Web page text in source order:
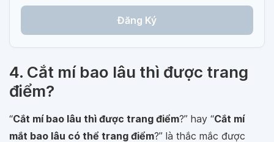
Đăng Ký
4. Cắt mí bao lâu thì được trang
điểm?
“Cắt mí bao lâu thì được trang điểm?” hay “Cắt mí
mắt bao lâu có thể trang điểm?” là thắc mắc được